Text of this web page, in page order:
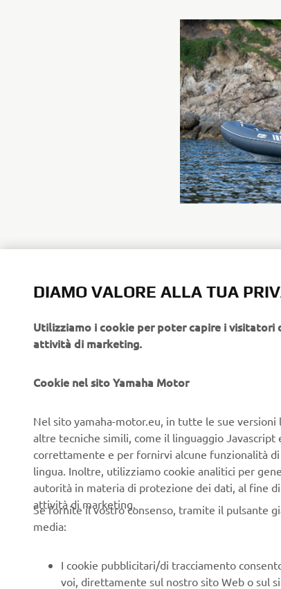
DIAMO VALORE ALLA TUA
Utilizziamo i cookie per poter capire i
attività di marketing.
Cookie nel sito Yamaha Motor
Nel sito yamaha-motor.eu, in tutte le sue
altre tecniche simili, come il linguaggio
correttamente e per fornirvi alcune funzionalità
lingua. Inoltre, utilizziamo cookie analitici per
autorità in materia di protezione dei dati, al fine
attività di marketing.
Se fornite il vostro consenso, tramite il pulsante
media:
I cookie pubblicitari/di tracciamento
voi, direttamente sul nostro sito Web o sul